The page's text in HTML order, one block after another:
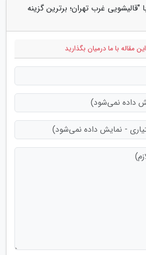
"قالیشویی غرب تهران؛ برترین گزینه
مقاله با ما درمیان بگذارید